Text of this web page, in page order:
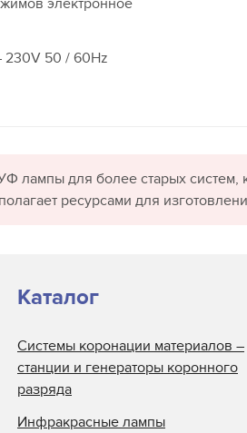
электронное
230V 50 / 60Hz
лампы для более старых систем,
ресурсами для
Каталог
Системы коронации материалов –
станции и генераторы коронного
разряда
Инфракрасные лампы